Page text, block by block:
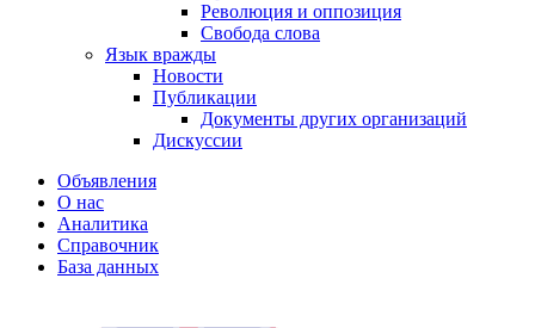
Революция и оппозиция
Свобода слова
Язык вражды
Новости
Публикации
Документы других организаций
Дискуссии
Объявления
О нас
Аналитика
Справочник
База данных